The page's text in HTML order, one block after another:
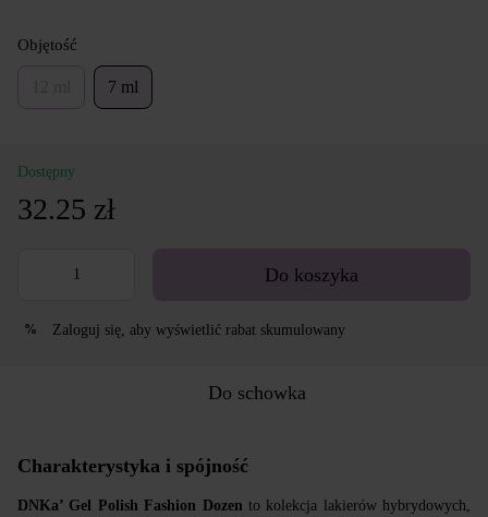
Objętość
7 ml
Dostępny
32.25 zł
Do koszyka
% Zaloguj się , aby wyświetlić rabat skumulowany
Do schowka
Charakterystyka i spójność
DNKa’ Gel Polish Fashion Dozen to kolekcja lakierów hybrydowych,